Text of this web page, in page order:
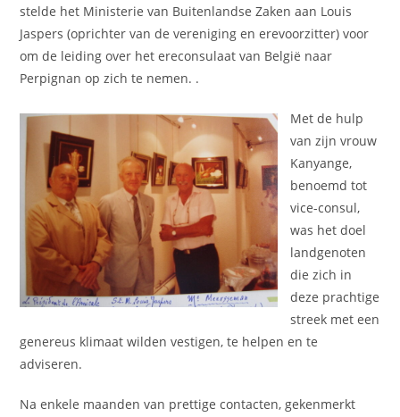
stelde het Ministerie van Buitenlandse Zaken aan Louis
Jaspers (oprichter van de vereniging en erevoorzitter) voor
om de leiding over het ereconsulaat van België naar
Perpignan op zich te nemen. .
Met de hulp
van zijn vrouw
Kanyange,
benoemd tot
vice-consul,
was het doel
landgenoten
die zich in
deze prachtige
streek met een
genereus klimaat wilden vestigen, te helpen en te
adviseren.
Na enkele maanden van prettige contacten, gekenmerkt